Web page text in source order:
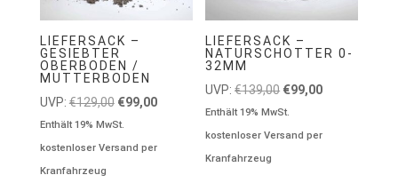
LIEFERSACK –
GESIEBTER
OBERBODEN /
MUTTERBODEN
UVP: €129,00 Ursprünglicher
Preis
war:
€99,00Aktueller
ist:
Enthält 19% MwSt.
kostenloser Versand per
Kranfahrzeug
LIEFERSACK –
NATURSCHOTTER 0-
32MM
UVP: €139,00 Ursprünglicher
Preis
war:
€99,00Aktueller
ist:
Enthält 19% MwSt.
kostenloser Versand per
Kranfahrzeug